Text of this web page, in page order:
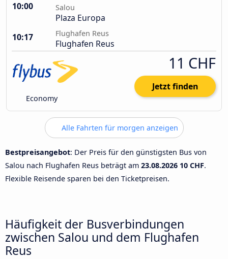
10:00 Salou
Plaza Europa
10:17
Flughafen Reus
Flughafen Reus
Economy
11 CHF
Jetzt finden
Alle Fahrten für morgen anzeigen
Bestpreisangebot: Der Preis für den günstigsten Bus von
Salou nach Flughafen Reus beträgt am 23.08.2026 10 CHF.
Flexible Reisende sparen bei den Ticketpreisen.
Häufigkeit der Busverbindungen
zwischen Salou und dem Flughafen
Reus